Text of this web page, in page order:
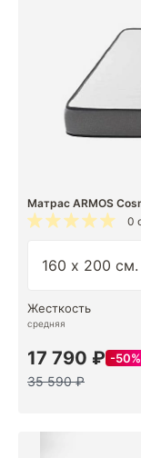
Матрас ARMOS
0
Жесткость
средняя
17 790 ₽ 50%
35 590 ₽